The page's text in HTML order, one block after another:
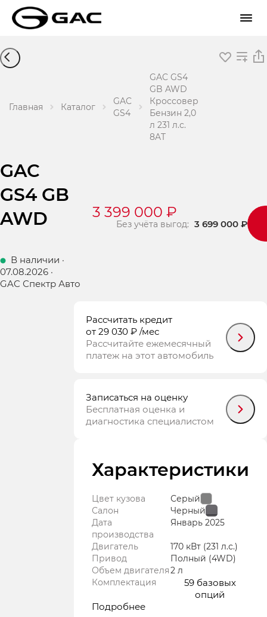
Главная Каталог
GAC
GS4
GAC GS4
GB AWD
Кроссовер
Бензин 2,0
л 231 л.с.
8AT
GAC
GS4 GB
AWD
В наличии ·
07.08.2026 ·
GAC Спектр Авто
3 399 000 ₽
Без учёта выгод: 3 699 000 ₽
Рассчитать кредит
от 29 030 ₽ /мес
Рассчитайте ежемесячный
платеж на этот автомобиль
Записаться на оценку
Бесплатная оценка и
диагностика специалистом
Характеристики
Цвет кузова
Серый
Салон
Черный
Дата
производства
Январь 2025
Двигатель 170 кВт (231 л.с.)
Привод
Полный (4WD)
Объем двигателя2 л
Комплектация
59 базовых
опций
Подробнее